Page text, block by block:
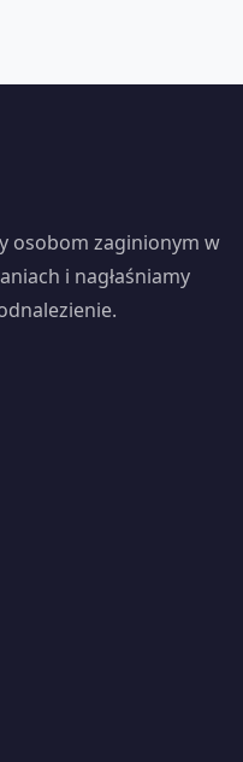
osobom zaginionym w
i nagłaśniamy